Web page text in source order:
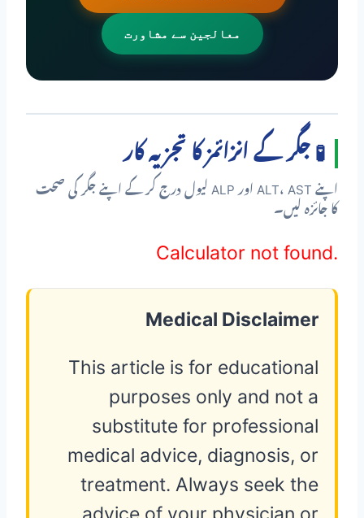
معالجین سے مشاورت
🧪 جگر کے انزائمز کا تجزیہ کار
اپنے ALT، AST اور ALP لیول درج کر کے اپنے جگر کی صحت
کا جائزہ لیں۔
Calculator not found.
Medical Disclaimer
This article is for educational
purposes only and not a
substitute for professional
medical advice, diagnosis, or
treatment. Always seek the